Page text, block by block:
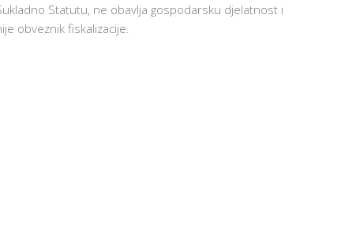
Statutu, ne obavlja gospodarsku djelatnost i
obveznik fiskalizacije.